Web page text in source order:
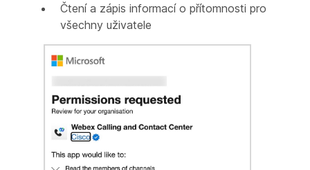
Čtení a zápis informací o přítomnosti pro
všechny uživatele